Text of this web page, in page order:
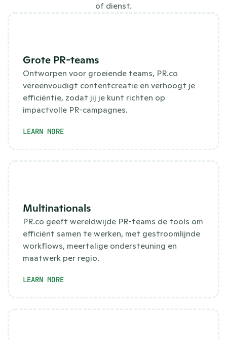
of dienst.
Grote PR-teams
Ontworpen voor groeiende teams, PR.co
vereenvoudigt contentcreatie en verhoogt je
efficiëntie, zodat jij je kunt richten op
impactvolle PR-campagnes.
LEARN MORE
Multinationals
PR.co geeft wereldwijde PR-teams de tools om
efficiënt samen te werken, met gestroomlijnde
workflows, meertalige ondersteuning en
maatwerk per regio.
LEARN MORE